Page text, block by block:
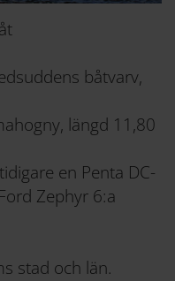
båtvarv,
längd 11,80
en Penta DC-
Zephyr 6:a
stad och län.